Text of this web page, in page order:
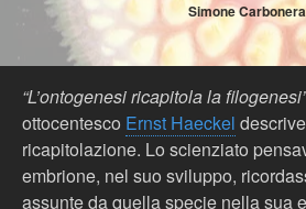
Simone Carbonera
“L’ontogenesi ricapitola la filogenesi”
ottocentesco Ernst Haeckel
ricapitolazione. Lo scienziato
embrione, nel suo sviluppo,
assunte da quella specie nella sua